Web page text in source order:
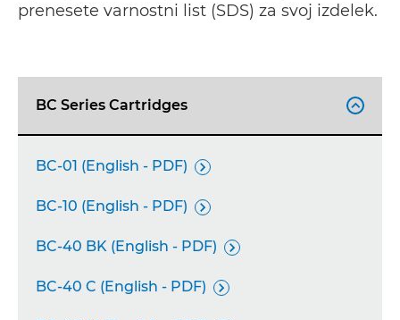
prenesete varnostni list (SDS) za svoj izdelek.
BC Series Cartridges 
BC-01 (English - PDF) 
BC-10 (English - PDF) 
BC-40 BK (English - PDF) 
BC-40 C (English - PDF) 